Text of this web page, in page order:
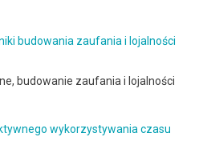
budowania zaufania i lojalności
budowanie zaufania i lojalności
wykorzystywania czasu